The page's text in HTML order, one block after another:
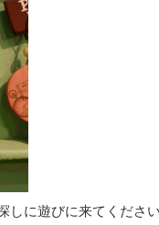
しに遊びに来てくださ